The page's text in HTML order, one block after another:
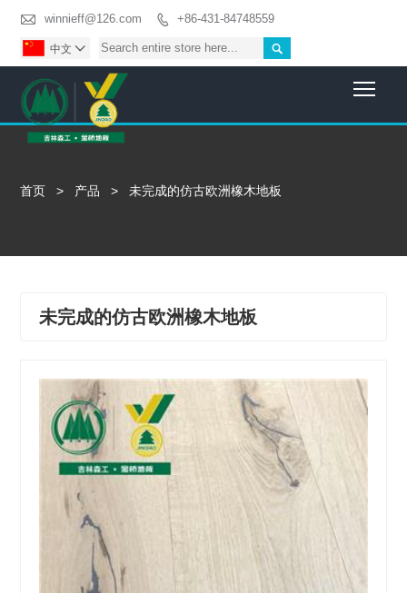
 winnieff@126.com  +86-431-84748559

中文 
首页 > 产品 > 未完成的仿古欧洲橡木地板
未完成的仿古欧洲橡木地板